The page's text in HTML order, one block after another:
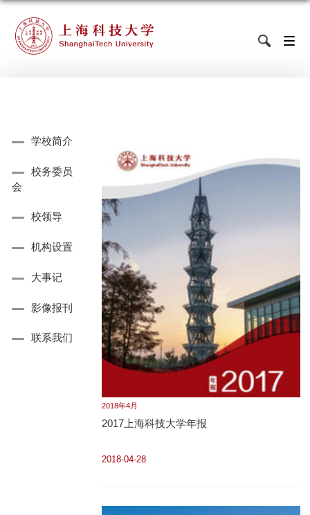
学校简介
校务委员
会
校领导
机构设置
大事记
影像报刊
联系我们
2018年4月
2017上海科技大学年报
2018-04-28